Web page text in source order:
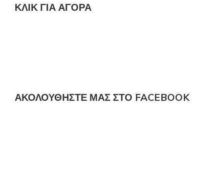
ΚΛΙΚ ΓΙΑ ΑΓΟΡΆ
ΑΚΟΛΟΎΘΗΣΤΕ ΜΑΣ ΣΤΟ FACEBOOK